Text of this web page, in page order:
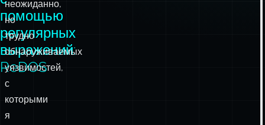
помощью
регулярных
выражений:
ReDOS
неожиданно,
но
трудно
обнаруживаемых
уязвимостей,
с
которыми
я